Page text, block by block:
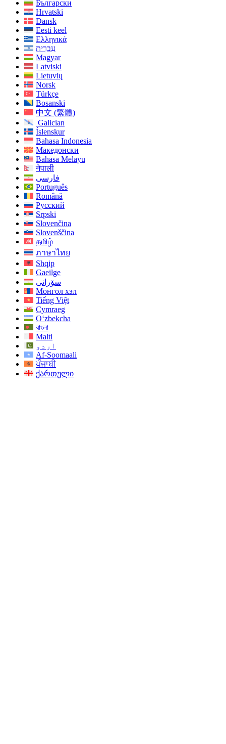
Български
Hrvatski
Dansk
Eesti keel
Ελληνικά
עִברִית
Magyar
Latviski
Lietuvių
Norsk
Türkçe
Bosanski
中文 (繁體)
Galician
Íslenskur
Bahasa Indonesia
Македонски
Bahasa Melayu
नेपाली
فارسی
Português
Română
Русский
Srpski
Slovenčina
Slovenščina
தமிழ்
ภาษาไทย
Shqip
Gaeilge
سۆرانی
Монгол хэл
Tiếng Việt
Cymraeg
O‘zbekcha
বাংলা
Malti
اردو
Af-Soomaali
ਪੰਜਾਬੀ
ქართული